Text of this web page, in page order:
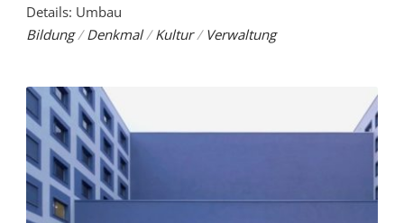
Details: Umbau
Bildung/Denkmal/Kultur/ Verwaltung